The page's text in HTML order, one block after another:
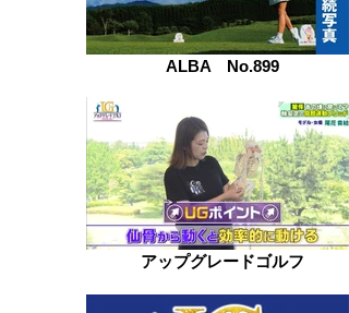
ALBA No.899
アップグレードゴルフ